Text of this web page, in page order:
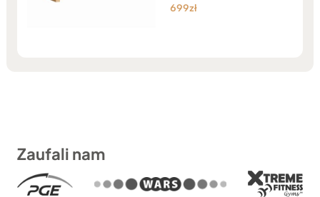
Oceniono
699zł
Zaufali nam